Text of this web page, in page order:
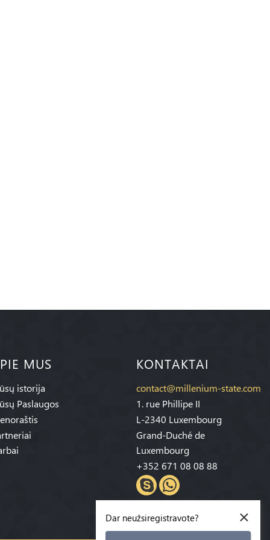
MUS
istorija
Paslaugos
KONTAKTAI
contact@millenium-state.com
1. rue Phillipe II
L-2340 Luxembourg
Grand-Duché de
Luxembourg
+352 671 08 08 88
×
Dar neužsiregistravote?